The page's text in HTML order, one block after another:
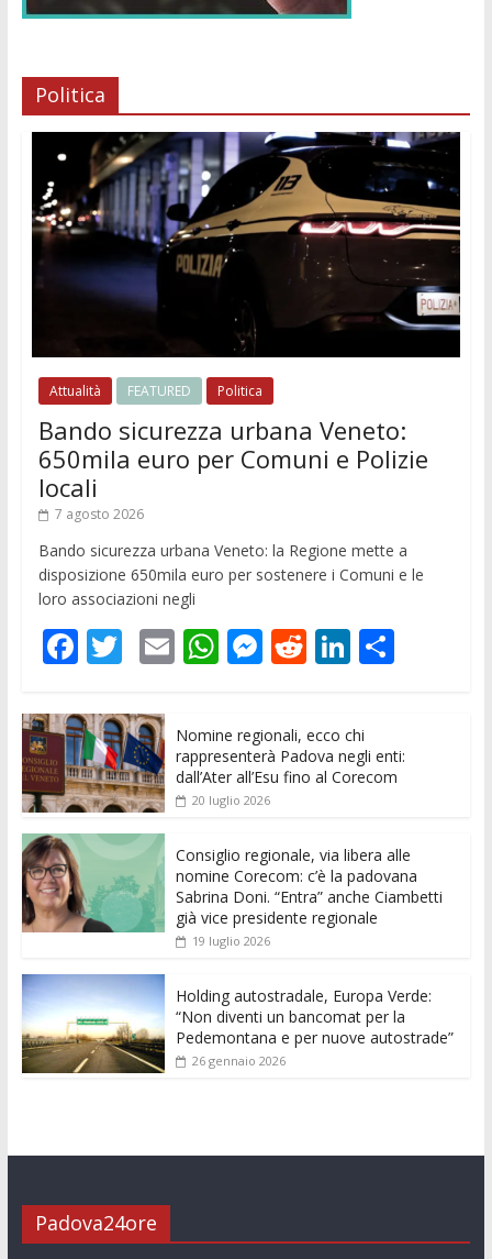
Politica
Attualità FEATURED Politica
Bando sicurezza urbana Veneto:
650mila euro per Comuni e Polizie
locali
7 agosto 2026
Bando sicurezza urbana Veneto: la Regione mette a
disposizione 650mila euro per sostenere i Comuni e le
loro associazioni negli
F
e
b
o
o
k
T
itt
er
E
l
W
s
A
p
p
M
ss
e
n
er
R
di
t
Li
k
e
dI
C
di
vi
Nomine regionali, ecco chi
rappresenterà Padova negli enti:
dall’Ater all’Esu fino al Corecom
20 luglio 2026
Consiglio regionale, via libera alle
nomine Corecom: c’è la padovana
Sabrina Doni. “Entra” anche Ciambetti
già vice presidente regionale
19 luglio 2026
Holding autostradale, Europa Verde:
“Non diventi un bancomat per la
Pedemontana e per nuove autostrade”
26 gennaio 2026
Padova24ore